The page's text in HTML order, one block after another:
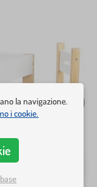
la navigazione.
i cookie.